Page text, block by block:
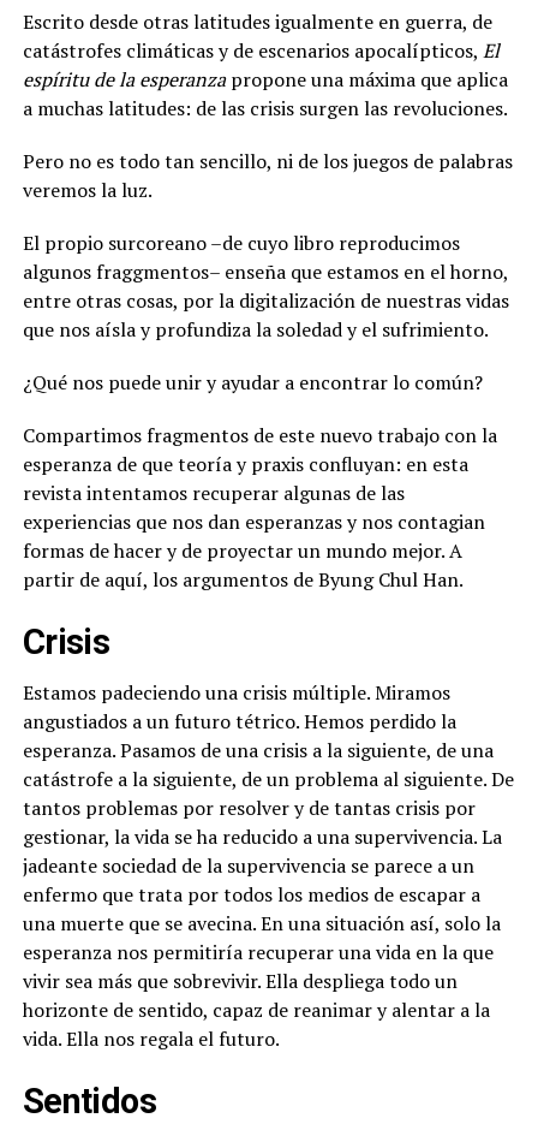
Escrito desde otras latitudes igualmente en guerra, de
catástrofes climáticas y de escenarios apocalípticos, El
espíritu de la esperanzapropone una máxima que aplica
a muchas latitudes: de las crisis surgen las revoluciones.
Pero no es todo tan sencillo, ni de los juegos de palabras
veremos la luz.
El propio surcoreano –de cuyo libro reproducimos
algunos fraggmentos– enseña que estamos en el horno,
entre otras cosas, por la digitalización de nuestras vidas
que nos aísla y profundiza la soledad y el sufrimiento.
¿Qué nos puede unir y ayudar a encontrar lo común?
Compartimos fragmentos de este nuevo trabajo con la
esperanza de que teoría y praxis confluyan: en esta
revista intentamos recuperar algunas de las
experiencias que nos dan esperanzas y nos contagian
formas de hacer y de proyectar un mundo mejor. A
partir de aquí, los argumentos de Byung Chul Han.
Crisis
Estamos padeciendo una crisis múltiple. Miramos
angustiados a un futuro tétrico. Hemos perdido la
esperanza. Pasamos de una crisis a la siguiente, de una
catástrofe a la siguiente, de un problema al siguiente. De
tantos problemas por resolver y de tantas crisis por
gestionar, la vida se ha reducido a una supervivencia. La
jadeante sociedad de la supervivencia se parece a un
enfermo que trata por todos los medios de escapar a
una muerte que se avecina. En una situación así, solo la
esperanza nos permitiría recuperar una vida en la que
vivir sea más que sobrevivir. Ella despliega todo un
horizonte de sentido, capaz de reanimar y alentar a la
vida. Ella nos regala el futuro.
Sentidos